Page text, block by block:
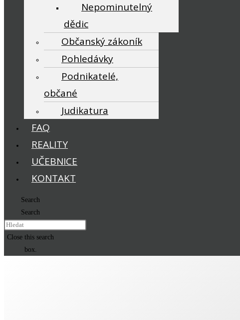
Nepominutelný
dědic
Občanský zákoník
Pohledávky
Podnikatelé,
občané
Judikatura
FAQ
REALITY
UČEBNICE
KONTAKT
Search
Search
Close this search
box.